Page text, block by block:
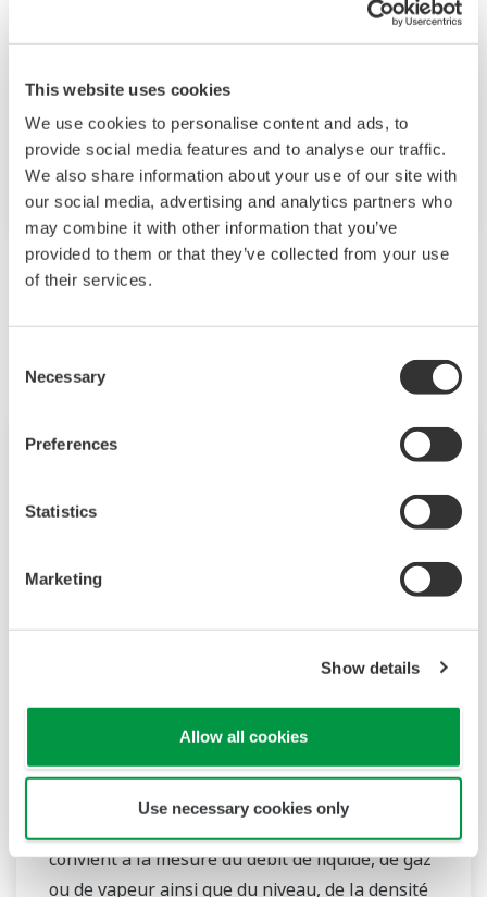
This website uses cookies
We use cookies to personalise content and ads, to
provide social media features and to analyse our traffic.
We also share information about your use of our site with
our social media, advertising and analytics partners who
may combine it with other information that you’ve
provided to them or that they’ve collected from your use
of their services.
Selection
Necessary
Preferences
Statistics
Marketing
Show details
Allow all cookies
Use necessary cookies only
tous les domaines du pétrole et du gaz, des
installations offshore et onshore aux pipelines,
terminaux et opérations en eaux profondes.
Nous fournissons des solutions qui améliorent
la sécurité, garantissent un fonctionnement
précis et fiable et augmentent l'efficacité des
installations.
Le transmetteur de pression différentielle sans
fil haute performance EJX110B comprend un
convient à la mesure du débit de liquide, de gaz
ou de vapeur ainsi que du niveau, de la densité